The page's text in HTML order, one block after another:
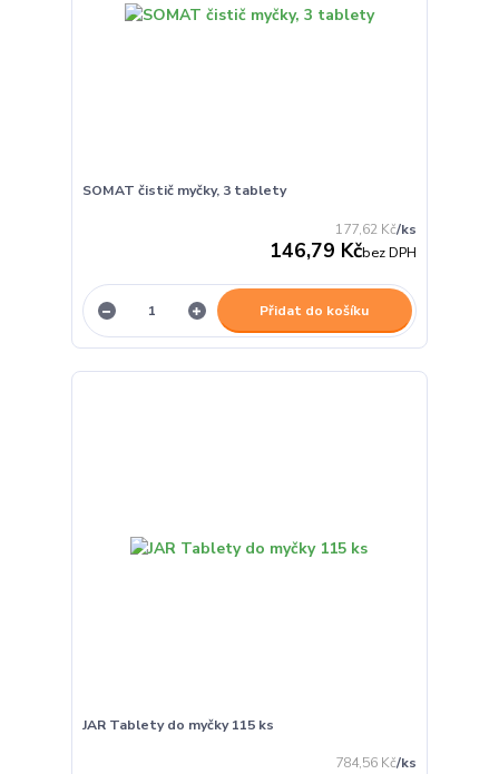
SOMAT čistič myčky, 3 tablety
177,62 Kč/ks
146,79 Kčbez DPH
Přidat do košíku
JAR Tablety do myčky 115 ks
784,56 Kč/ks